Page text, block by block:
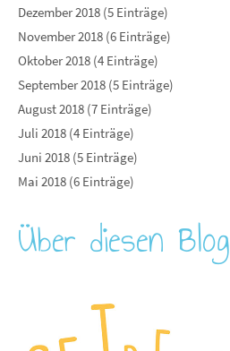
Dezember 2018 (5 Einträge)
November 2018 (6 Einträge)
Oktober 2018 (4 Einträge)
September 2018 (5 Einträge)
August 2018 (7 Einträge)
Juli 2018 (4 Einträge)
Juni 2018 (5 Einträge)
Mai 2018 (6 Einträge)
Über diesen Blog